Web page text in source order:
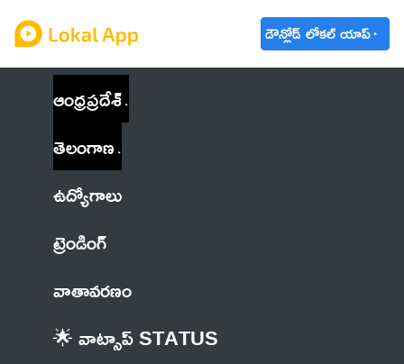
డౌన్లోడ్ లోకల్ యాప్
ఆంధ్రప్రదేశ్
తెలంగాణ
ఉద్యోగాలు
ట్రెండింగ్
వాతావరణం
🌟 వాట్సాప్ STATUS